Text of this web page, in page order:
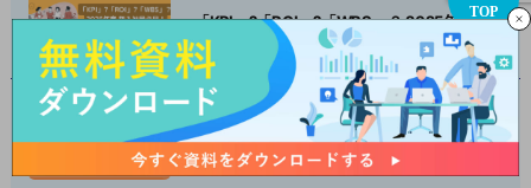
「KPI」?「ROI」?「WBS」？ 2025年度...
2025年上半期 SNSで話題になった動画広告
(縦...
TOP